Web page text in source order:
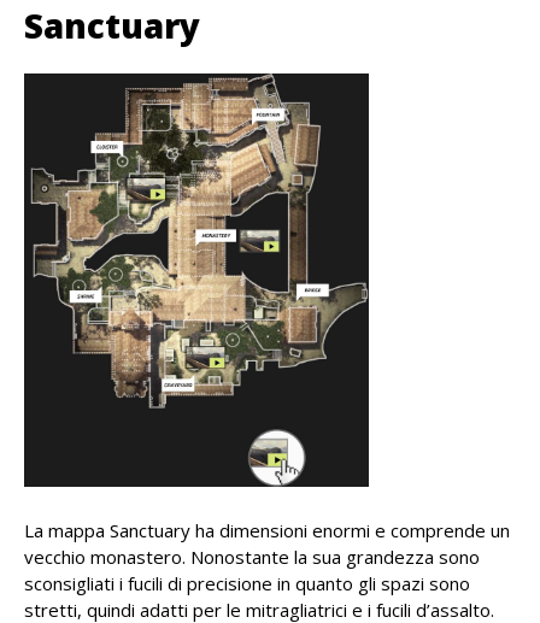
Sanctuary
La mappa Sanctuary ha dimensioni enormi e comprende un
vecchio monastero. Nonostante la sua grandezza sono
sconsigliati i fucili di precisione in quanto gli spazi sono
stretti, quindi adatti per le mitragliatrici e i fucili d’assalto.